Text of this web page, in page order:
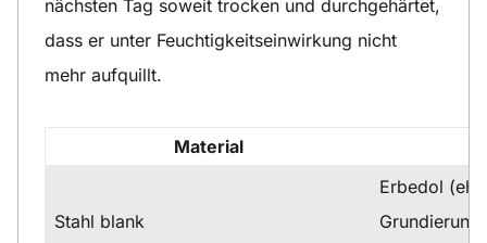
nächsten Tag soweit trocken und durchgehärtet,
dass er unter Feuchtigkeitseinwirkung nicht
mehr aufquillt.
Material
Stahl blank
Erbedol
Grundierung